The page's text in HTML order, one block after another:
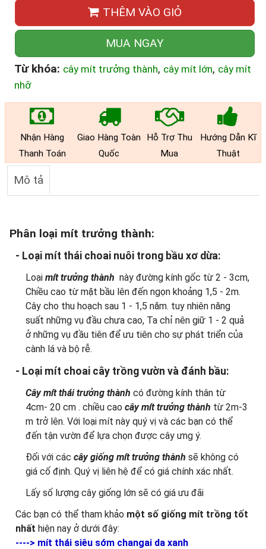
THÊM VÀO GIỎ
MUA NGAY
Từ khóa: cây mít trưởng thành, cây mít lớn, cây mít
nhỡ
Nhận Hàng
Thanh Toán
Giao Hàng Toàn
Quốc
Hỗ Trợ Thu
Mua
Hướng Dẫn Kĩ
Thuật
Mô tả
Phân loại mít trưởng thành:
- Loại mít thái choai nuôi trong bầu xơ dừa:
Loại mít trưởng thành này đường kính gốc từ 2 - 3cm,
Chiều cao từ mặt bầu lên đến ngọn khoảng 1,5 - 2m.
Cây cho thu hoạch sau 1 - 1,5 năm. tuy nhiên năng
suất những vụ đầu chưa cao, Ta chỉ nên giữ 1 - 2 quả
ở những vụ đầu tiên để ưu tiên cho sự phát triển của
cành lá và bộ rễ.
- Loại mít choai cây trồng vườn và đánh bầu:
Cây mít thái trưởng thành có đường kính thân từ
4cm- 20 cm . chiều cao cây mít trưởng thành từ 2m-3
m trở lên. Với loại mít này quý vị và các bạn có thể
đến tận vườn để lựa chọn được cây ưng ý.
Đối với các cây giống mít trưởng thành sẽ không có
giá cố định. Quý vị liên hệ để có giá chính xác nhất.
Lấy số lượng cây giống lớn sẽ có giá ưu đãi
Các bạn có thể tham khảo một số giống mít trồng tốt
nhất hiện nay ở dưới đây:
----> mít thái siêu sớm changai da xanh